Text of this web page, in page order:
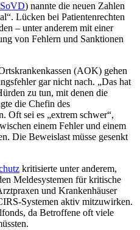
SoVD) nannte die neuen Zahlen
Lücken bei Patientenrechten
– unter anderem mit einer
von Fehlern und Sanktionen
(AOK) gehen
gar nicht nach. „Das hat
zu tun, mit denen die
die Chefin des
Oft sei es „extrem schwer“,
einem Fehler und einem
Die Beweislast müsse gesenkt
kritisierte unter anderem,
Meldesystemen für kritische
und Krankenhäuser
Systemen aktiv mitzuwirken.
da Betroffene oft viele